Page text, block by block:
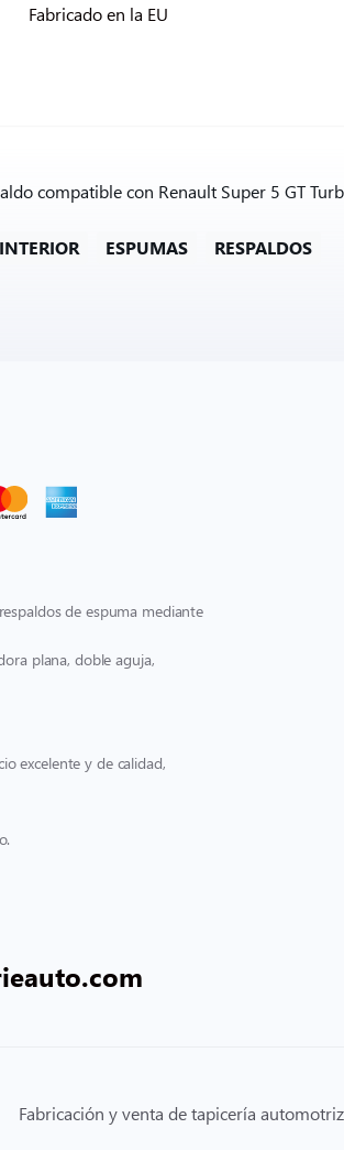
Fabricado en la EU
compatible con Renault Super 5 GT
ESPUMAS RESPALDOS
de espuma mediante
plana, doble aguja,
excelente y de calidad,
Fabricación y venta de tapicería